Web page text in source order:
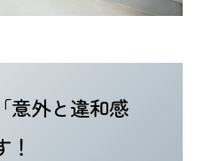
意外と違和感